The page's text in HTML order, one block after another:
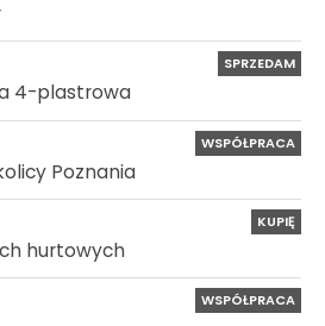
SPRZEDAM
4-plastrowa
WSPÓŁPRACA
Poznania
KUPIĘ
hurtowych
WSPÓŁPRACA